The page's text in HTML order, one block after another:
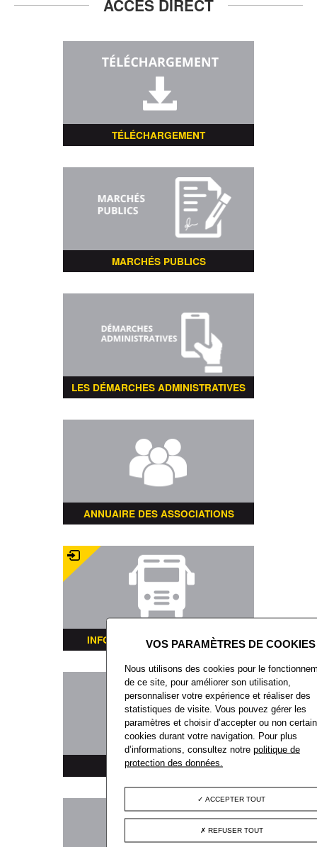
ACCÈS DIRECT
TÉLÉCHARGEMENT
MARCHÉS PUBLICS
LES DÉMARCHES ADMINISTRATIVES
ANNUAIRE DES ASSOCIATIONS
INFORMATIONS TRANSPORTS
PLAN DE LA VILLE
Nous utilisons des cookies pour le
de ce site, pour améliorer son utilisation,
personnaliser votre expérience et réaliser des
statistiques de visite. Vous pouvez gérer les
paramètres et choisir d’accepter ou non
cookies durant votre navigation. Pour plus
d’informations, consultez notrepolitique de
protection des données.
ACCEPTER TOUT
REFUSER TOUT